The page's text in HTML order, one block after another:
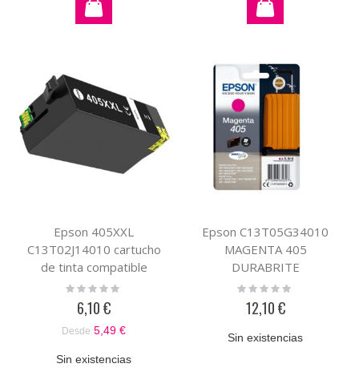
Epson 405XXL
C13T02J14010 cartucho
de tinta compatible
pigmentada negro
Rating:
6,10 €
Desde 5,49 €
Sin existencias
Epson C13T05G34010
MAGENTA 405
DURABRITE
Rating:
12,10 €
Sin existencias